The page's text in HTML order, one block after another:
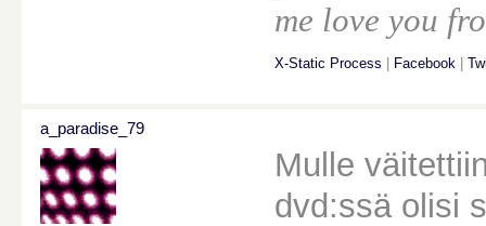
me love you
X-Static Process Facebook
a_paradise_79
Mulle
dvd:ssä olisi